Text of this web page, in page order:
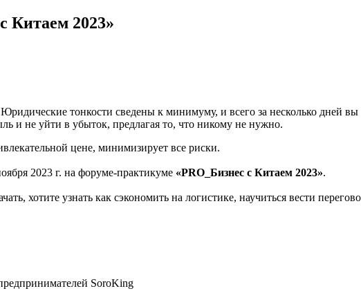
Китаем 2023»
тонкости сведены к минимуму, и всего за несколько дней
и не уйти в убыток, предлагая то, что никому не нужно.
цене, минимизирует все риски.
2023 г. на форуме-практикуме «PRO_Бизнес с Китаем 2023».
хотите узнать как сэкономить на логистике, научиться вести
SoroKing